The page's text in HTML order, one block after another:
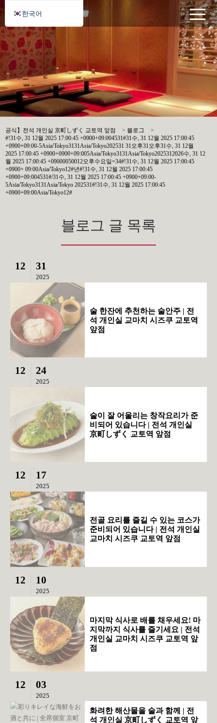
공식】전석 개인실 京町しずく 교토역 앞점 > 블로그
>
#!31수, 31 12월 2025 17:00:45 +0900+09:004531#31수, 31 12월 2025 17:00:45
+0900+09:00-5Asia/Tokyo3131Asia/Tokyo202531 31오후31오후31수, 31 12월
2025 17:00:45 +0900+0900+09:005Asia/Tokyo3131Asia/Tokyo2025312026수, 31 12
월 2025 17:00:45 +09000050012오후수요일=34#!31수, 31 12월 2025 17:00:45
+0900+ 09:00Asia/Tokyo12#년#!31수, 31 12월 2025 17:00:45
+0900+09:004531#/31수, 31 12월 2025 17:00:45 +0900+09:00-
5Asia/Tokyo3131Asia/Tokyo 202531#!31수, 31 12월 2025 17:00:45
+0900+09:00Asia/Tokyo12#
블로그 글 목록
12 31
2025
술 한잔에 추천하는 술안주 | 전
석 개인실 교마치 시즈쿠 교토역
앞점
12 24
2025
술이 잘 어울리는 창작요리가 준
비되어 있습니다 | 전석 개인실
京町しずく 교토역 앞점
12 17
2025
전골 요리를 즐길 수 있는 코스가
준비되어 있습니다 | 전석 개인실
교마치 시즈쿠 교토역 앞점
12 10
2025
마지막 식사로 배를 채우세요! 마
지막까지 식사를 즐기세요 | 전석
개인실 교마치 시즈쿠 교토역 앞
점
12 03
2025
화려한 해산물을 술과 함께 | 전
석 개인실 京町しずく 교토역 앞
한국어